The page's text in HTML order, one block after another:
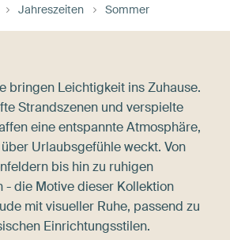
Jahreszeiten Sommer
bringen Leichtigkeit ins Zuhause.
Strandszenen und verspielte
eine entspannte Atmosphäre,
Urlaubsgefühle weckt. Von
bis hin zu ruhigen
- die Motive dieser Kollektion
mit visueller Ruhe, passend zu
Einrichtungsstilen.